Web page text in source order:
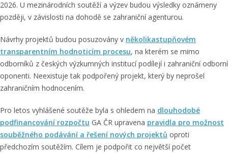
2026. U mezinárodních soutěží a výzev budou výsledky oznámeny
později, v závislosti na dohodě se zahraniční agenturou.
Návrhy projektů budou posuzovány v několikastupňovém
transparentním hodnoticím procesu, na kterém se mimo
odborníků z českých výzkumných institucí podílejí i zahraniční odborní
oponenti. Neexistuje tak podpořený projekt, který by neprošel
zahraničním hodnocením.
Pro letos vyhlášené soutěže byla s ohledem na dlouhodobé
podfinancování rozpočtu GA ČR upravena pravidla pro možnost
souběžného podávání a řešení nových projektů oproti
předchozím soutěžím. Cílem je podpořit co největší počet